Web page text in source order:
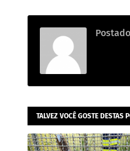
TALVEZ VOCÊ GOSTE DESTAS